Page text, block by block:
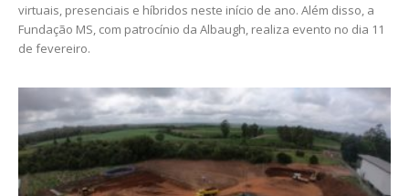
virtuais, presenciais e híbridos neste início de ano. Além disso, a
Fundação MS, com patrocínio da Albaugh, realiza evento no dia 11
de fevereiro.